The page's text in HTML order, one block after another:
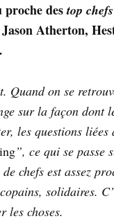
proche destop chefs
Atherton,
Quand on se
sur la façon dont
les questions
”, ce qui se passe
chefs est assez
solidaires.
les choses.